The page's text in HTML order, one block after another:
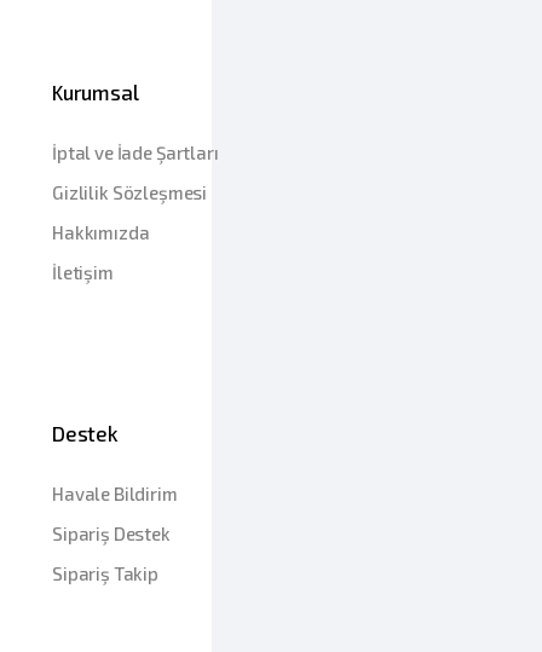
Kurumsal
İptal ve İade Şartları
Gizlilik Sözleşmesi
Hakkımızda
İletişim
Destek
Havale Bildirim
Sipariş Destek
Sipariş Takip